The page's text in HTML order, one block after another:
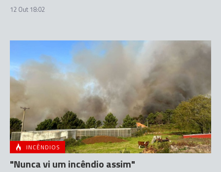
12 Out 18:02
INCÊNDIOS
"Nunca vi um incêndio assim"